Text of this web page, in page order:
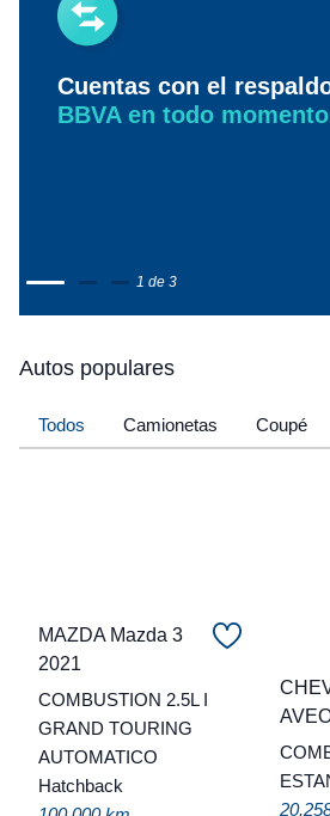
Cuentas con el
BBVA en todo momento
1 de 3
Autos populares
Todos Camionetas Coupé
MAZDA Mazda 3
2021
COMBUSTION 2.5L I
GRAND TOURING
AUTOMATICO
Hatchback